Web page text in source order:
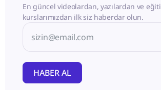
En güncel videolardan, yazılardan ve
kurslarımızdan ilk siz haberdar olun.
HABER AL